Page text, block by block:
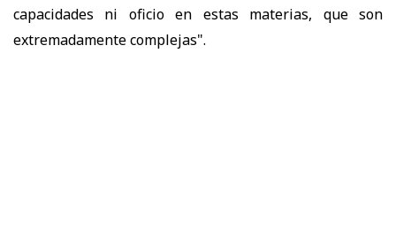
capacidades ni oficio en estas materias, que son
extremadamente complejas".